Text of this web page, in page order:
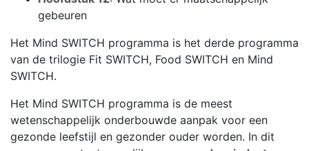
gebeuren
Het Mind SWITCH programma is het derde programma
van de trilogie Fit SWITCH, Food SWITCH en Mind
SWITCH.
Het Mind SWITCH programma is de meest
wetenschappelijk onderbouwde aanpak voor een
gezonde leefstijl en gezonder ouder worden. In dit